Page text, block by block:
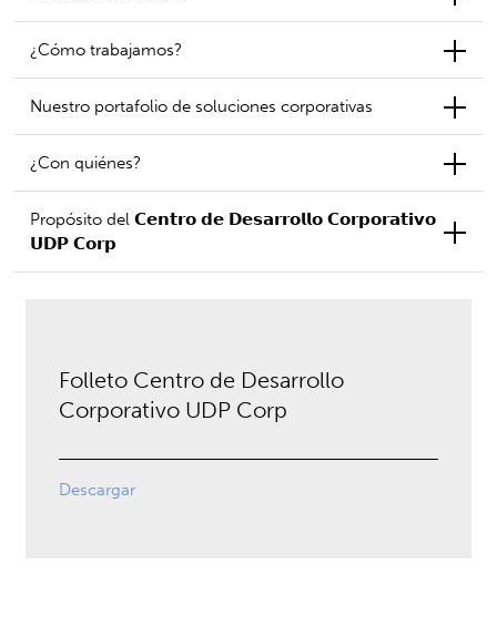
¿Cómo trabajamos?
Nuestro portafolio de soluciones corporativas
¿Con quiénes?
Propósito del 𝗖𝗲𝗻𝘁𝗿𝗼 𝗱𝗲 𝗗𝗲𝘀𝗮𝗿𝗿𝗼𝗹𝗹𝗼 𝗖𝗼𝗿𝗽𝗼𝗿𝗮𝘁𝗶𝘃𝗼
𝗨𝗗𝗣 𝗖𝗼𝗿𝗽
Folleto Centro de Desarrollo
Corporativo UDP Corp
Descargar